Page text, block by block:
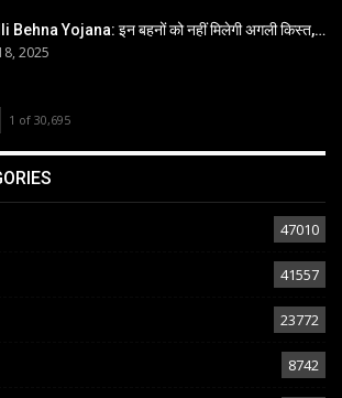
Behna Yojana: इन बहनों को नहीं मिलेगी अगली किस्त,…
2025
1 of 30,695
47010
41557
23772
8742